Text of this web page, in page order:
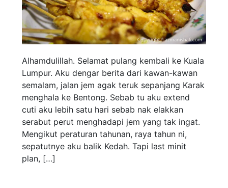
Alhamdulillah. Selamat pulang kembali ke Kuala
Lumpur. Aku dengar berita dari kawan-kawan
semalam, jalan jem agak teruk sepanjang Karak
menghala ke Bentong. Sebab tu aku extend
cuti aku lebih satu hari sebab nak elakkan
serabut perut menghadapi jem yang tak ingat.
Mengikut peraturan tahunan, raya tahun ni,
sepatutnye aku balik Kedah. Tapi last minit
plan, […]